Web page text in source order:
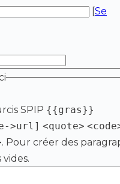
[Se
SPIP {{gras}}
>url] <quote>
. Pour créer des